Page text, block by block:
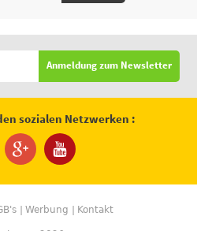
Anmeldung zum Newsletter
sozialen Netzwerken :
Werbung Kontakt